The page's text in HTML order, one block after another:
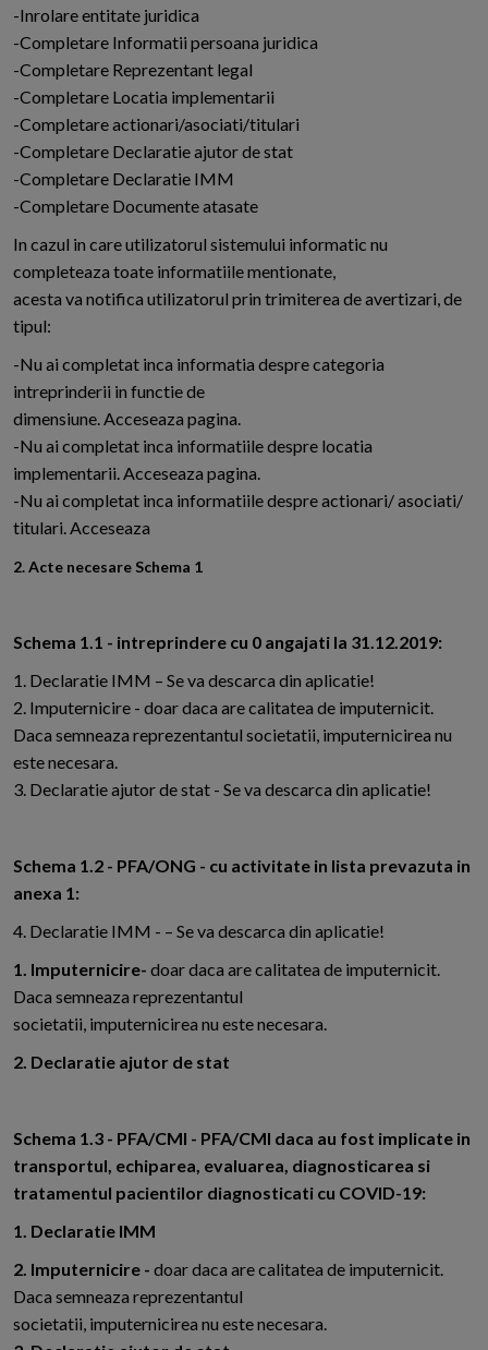
-Inrolare entitate juridica
-Completare Informatii persoana juridica
-Completare Reprezentant legal
-Completare Locatia implementarii
-Completare actionari/asociati/titulari
-Completare Declaratie ajutor de stat
-Completare Declaratie IMM
-Completare Documente atasate
In cazul in care utilizatorul sistemului informatic nu
completeaza toate informatiile mentionate,
acesta va notifica utilizatorul prin trimiterea de avertizari, de
tipul:
-Nu ai completat inca informatia despre categoria
intreprinderii in functie de
dimensiune. Acceseaza pagina.
-Nu ai completat inca informatiile despre locatia
implementarii. Acceseaza pagina.
-Nu ai completat inca informatiile despre actionari/ asociati/
titulari. Acceseaza
2. Acte necesare Schema 1
Schema 1.1 - intreprindere cu 0 angajati la 31.12.2019:
1. Declaratie IMM – Se va descarca din aplicatie!
2. Imputernicire - doar daca are calitatea de imputernicit.
Daca semneaza reprezentantul societatii, imputernicirea nu
este necesara.
3. Declaratie ajutor de stat - Se va descarca din aplicatie!
Schema 1.2 - PFA/ONG - cu activitate in lista prevazuta in
anexa 1:
4. Declaratie IMM - – Se va descarca din aplicatie!
1. Imputernicire- doar daca are calitatea de imputernicit.
Daca semneaza reprezentantul
societatii, imputernicirea nu este necesara.
2. Declaratie ajutor de stat
Schema 1.3 - PFA/CMI - PFA/CMI daca au fost implicate in
transportul, echiparea, evaluarea, diagnosticarea si
tratamentul pacientilor diagnosticati cu COVID-19:
1. Declaratie IMM
2. Imputernicire - doar daca are calitatea de imputernicit.
Daca semneaza reprezentantul
societatii, imputernicirea nu este necesara.